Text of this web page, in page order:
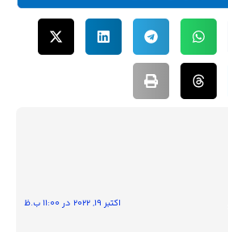
اکتبر 19, 2022 در 11:00 ب.ظ